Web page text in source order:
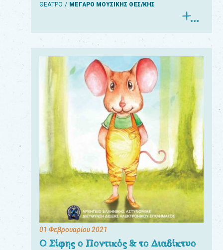
ΘΕΑΤΡΟ ΜΕΓΑΡΟ ΜΟΥΣΙΚΗΣ ΘΕΣ/ΚΗΣ
01 Φεβρουαρίου 2021
Ο Σίφης ο Ποντικός & το Διαδίκτυο